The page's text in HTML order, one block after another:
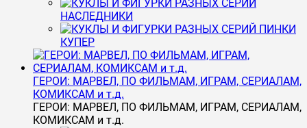
НАСЛЕДНИКИ
ПИНКИ
КУПЕР
ГЕРОИ: МАРВЕЛ, ПО ФИЛЬМАМ, ИГРАМ, СЕРИАЛАМ,
КОМИКСАМ и т.д.
ГЕРОИ: МАРВЕЛ, ПО ФИЛЬМАМ, ИГРАМ, СЕРИАЛАМ,
КОМИКСАМ и т.д.